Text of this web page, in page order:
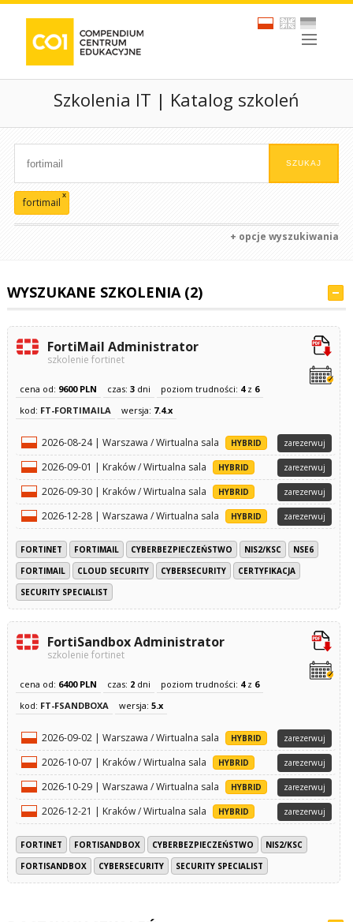
Szkolenia IT | Katalog szkoleń
fortimail
x
+ opcje wyszukiwania
WYSZUKANE SZKOLENIA (2)
FortiMail Administrator
szkolenie fortinet
cena od: 9600 PLN czas: 3dni poziom trudności: 4z 6
kod: FT-FORTIMAILA wersja: 7.4.x
2026-08-24 | Warszawa / Wirtualna sala HYBRID zarezerwuj
2026-09-01 | Kraków / Wirtualna sala HYBRID zarezerwuj
2026-09-30 | Kraków / Wirtualna sala HYBRID zarezerwuj
2026-12-28 | Warszawa / Wirtualna sala HYBRID zarezerwuj
FORTINET FORTIMAIL CYBERBEZPIECZEŃSTWO NIS2/KSC
NSE6
FORTIMAIL
CLOUD SECURITY CYBERSECURITY
CERTYFIKACJA
SECURITY SPECIALIST
FortiSandbox Administrator
szkolenie fortinet
cena od: 6400 PLN czas: 2dni poziom trudności: 4z 6
kod: FT-FSANDBOXA wersja: 5.x
2026-09-02 | Warszawa / Wirtualna sala HYBRID zarezerwuj
2026-10-07 | Kraków / Wirtualna sala HYBRID zarezerwuj
2026-10-29 | Warszawa / Wirtualna sala HYBRID zarezerwuj
2026-12-21 | Kraków / Wirtualna sala HYBRID zarezerwuj
FORTINET FORTISANDBOX CYBERBEZPIECZEŃSTWO
NIS2/KSC
FORTISANDBOX
CYBERSECURITY SECURITY SPECIALIST